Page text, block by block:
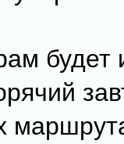
будет